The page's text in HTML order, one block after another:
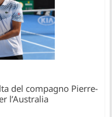
del compagno Pierre-
l’Australia